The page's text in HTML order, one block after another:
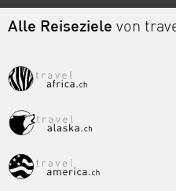
Alle Reiseziele von